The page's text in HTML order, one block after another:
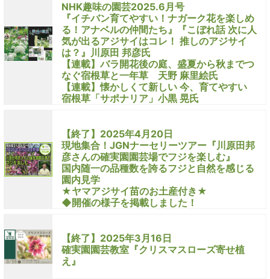
NHK趣味の園芸2025.6月号
『イチバン育てやすい！ナガーク花を楽しめ
る！アナベルの仲間たち』『こぼれ話 次に人
気が出るアジサイはコレ！ 推しのアジサイ
は？』川原田 邦彦氏
【連載】バラ開花後の庭、盛夏から秋までつ
なぐ宿根草と一年草 天野 麻里絵氏
【連載】懐かしくて新しい 今、育てやすい
宿根草「サポナリア」小黒 晃氏
【終了】2025年4月20日
現地集合！JGNナーセリーツアー『川原田邦
彦さんの確実園園芸場でフジを楽しむ』
国内随一の品種数を誇るフジと自然を感じる
園内見学
★ヤマアジサイ苗のお土産付き★
◆開催の様子を掲載しました！
【終了】2025年3月16日
確実園園芸教室『クリスマスローズ寄せ植
え』